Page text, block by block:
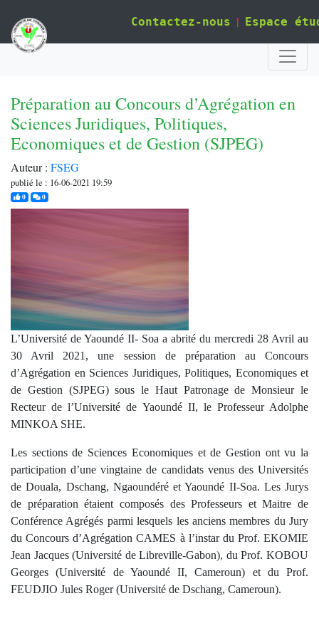
Contactez-nous | Espace
Préparation au Concours d’Agrégation en
Sciences Juridiques, Politiques,
Economiques et de Gestion (SJPEG)
Auteur : FSEG
publié le : 16-06-2021 19:59
0j'aime0commentaires
L’Université de Yaoundé II- Soa a abrité du mercredi 28 Avril au
30 Avril 2021, une session de préparation au Concours
d’Agrégation en Sciences Juridiques, Politiques, Economiques et
de Gestion (SJPEG) sous le Haut Patronage de Monsieur le
Recteur de l’Université de Yaoundé II, le Professeur Adolphe
MINKOA SHE.
Les sections de Sciences Economiques et de Gestion ont vu la
participation d’une vingtaine de candidats venus des Universités
de Douala, Dschang, Ngaoundéré et Yaoundé II-Soa. Les Jurys
de préparation étaient composés des Professeurs et Maitre de
Conférence Agrégés parmi lesquels les anciens membres du Jury
du Concours d’Agrégation CAMES à l’instar du Prof. EKOMIE
Jean Jacques (Université de Libreville-Gabon), du Prof. KOBOU
Georges (Université de Yaoundé II, Cameroun) et du Prof.
FEUDJIO Jules Roger (Université de Dschang, Cameroun).